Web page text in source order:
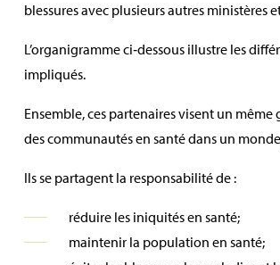
blessures avec plusieurs autres ministères
L’organigramme ci‑dessous illustre les
impliqués.
Ensemble, ces partenaires visent un même
des communautés en santé dans un
Ils se partagent la responsabilité de :
réduire les iniquités en santé;
maintenir la population en santé;